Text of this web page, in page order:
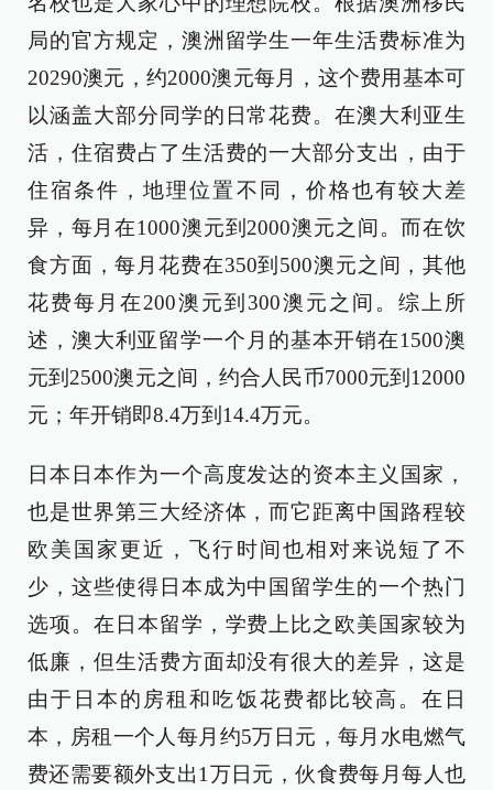
局的官方规定，澳洲留学生一年生活费标准为
20290澳元，约2000澳元每月，这个费用基本可
以涵盖大部分同学的日常花费。在澳大利亚生
活，住宿费占了生活费的一大部分支出，由于
住宿条件，地理位置不同，价格也有较大差
异，每月在1000澳元到2000澳元之间。而在饮
食方面，每月花费在350到500澳元之间，其他
花费每月在200澳元到300澳元之间。综上所
述，澳大利亚留学一个月的基本开销在1500澳
元到2500澳元之间，约合人民币7000元到12000
元；年开销即8.4万到14.4万元。
日本日本作为一个高度发达的资本主义国家，
也是世界第三大经济体，而它距离中国路程较
欧美国家更近，飞行时间也相对来说短了不
少，这些使得日本成为中国留学生的一个热门
选项。在日本留学，学费上比之欧美国家较为
低廉，但生活费方面却没有很大的差异，这是
由于日本的房租和吃饭花费都比较高。在日
本，房租一个人每月约5万日元，每月水电燃气
费还需要额外支出1万日元，伙食费每月每人也